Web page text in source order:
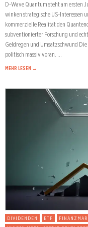
D-Wave Quantum steht am ersten
winken strategische US-Interessen
kommerzielle Realität den
subventionierter Forschung und
Geldregen und Umsatzschwund
politisch massiv voran. …
MEHR LESEN →
DIVIDENDEN ETF